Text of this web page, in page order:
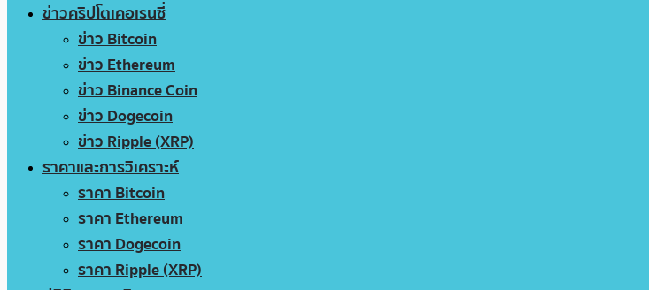
ข่าวคริปโตเคอเรนซี่
ข่าว Bitcoin
ข่าว Ethereum
ข่าว Binance Coin
ข่าว Dogecoin
ข่าว Ripple (XRP)
ราคาและการวิเคราะห์
ราคา Bitcoin
ราคา Ethereum
ราคา Dogecoin
ราคา Ripple (XRP)